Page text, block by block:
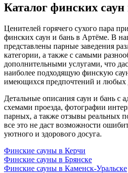
Каталог финских
Ценителей горячего сухого пара
финских саун и бань в Артёме. В
представлены парные заведения
категории, а также с самыми
дополнительными услугами, что
наиболее подходящую финскую
имеющихся предпочтений и любых
Детальные описания саун и бань с
схемами проезда, фотографии
парных, а также отзывы реальных
все это не даст возможности
уютного и здорового досуга.
Финские сауны в Керчи
Финские сауны в Брянске
Финские сауны в Каменск-Уральске